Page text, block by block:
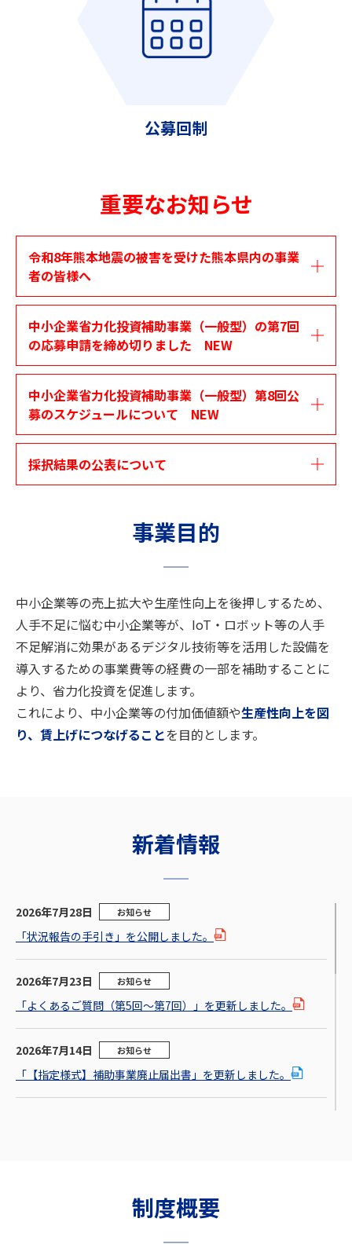
公募回制
重要なお知らせ
令和8年熊本地震の被害を受けた熊本県内の事業
者の皆様へ
中小企業省力化投資補助事業（一般型）の第7回
の応募申請を締め切りました NEW​
中小企業省力化投資補助事業（一般型）第8回公
募のスケジュールについて NEW​
採択結果の公表について
事業目的
中小企業等の売上拡大や生産性向上を後押しするため、
人手不足に悩む中小企業等が、 IoT・ロボット等の人手
不足解消に効果があるデジタル技術等を活用した設備を
導入するための事業費等の経費の一部を補助することに
より、省力化投資を促進します。
これにより、中小企業等の付加価値額や生産性向上を図
り、 賃上げにつなげることを目的とします。
新着情報
2026年7月28日 お知らせ
「状況報告の手引き」を公開しました。
2026年7月23日 お知らせ
「よくあるご質問（第5回～第7回）」を更新しました。
2026年7月14日 お知らせ
「【指定様式】補助事業廃止届出書」を更新しました。
「交付決定後の留意事項（第4回公募）」を更新しました。
制度概要